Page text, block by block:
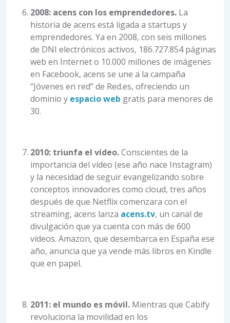
2008: acens con los emprendedores. La
historia de acens está ligada a startups y
emprendedores. Ya en 2008, con seis millones
de DNI electrónicos activos, 186.727.854 páginas
web en Internet o 10.000 millones de imágenes
en Facebook, acens se une a la campaña
“Jóvenes en red” de Red.es, ofreciendo un
dominio y espacio web gratis para menores de
30.
2010: triunfa el vídeo.Conscientes de la
importancia del vídeo (ese año nace Instagram)
y la necesidad de seguir evangelizando sobre
conceptos innovadores como cloud, tres años
después de que Netflix comenzara con el
streaming, acens lanza acens.tv, un canal de
divulgación que ya cuenta con más de 600
vídeos. Amazon, que desembarca en España ese
año, anuncia que ya vende más libros en Kindle
que en papel.
2011: el mundo es móvil. Mientras que Cabify
revoluciona la movilidad en los